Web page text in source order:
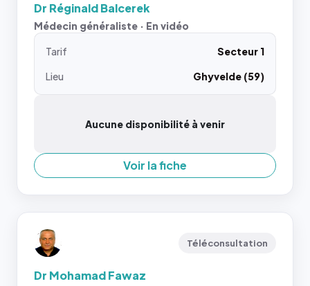
Dr Réginald Balcerek
Médecin généraliste · En vidéo
Tarif
Secteur 1
Lieu
Ghyvelde (59)
Aucune disponibilité à venir
Voir la fiche
Téléconsultation
Dr Mohamad Fawaz